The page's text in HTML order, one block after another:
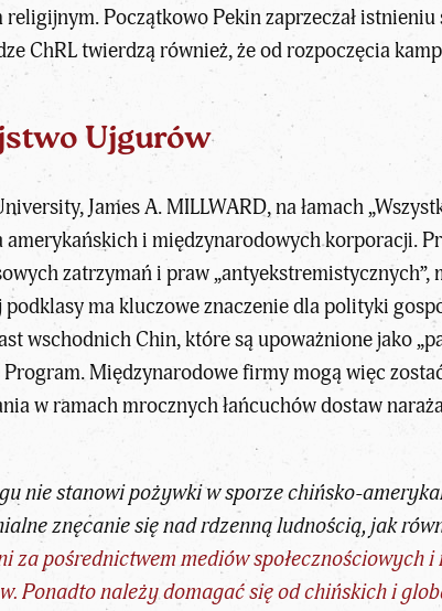
Początkowo Pekin zaprzeczał
ChRL twierdzą również, że od rozpoczęcia
Ujgurów
James A. MILLWARD, na łamach „
i międzynarodowych korporacji.
zatrzymań i praw
podklasy ma kluczowe znaczenie dla polityki
wschodnich Chin, które są upoważnione jako
Międzynarodowe firmy mogą więc
w ramach mrocznych łańcuchów dostaw
nie stanowi pożywki w sporze chińsko-
znęcanie się nad rdzenną ludnością, jak
za pośrednictwem mediów
Ponadto należy domagać się od chińskich i